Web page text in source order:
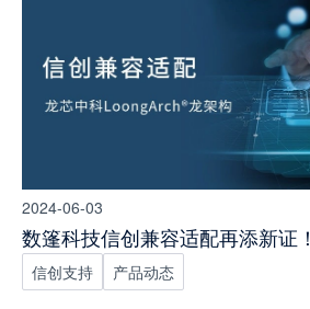
2024-06-03
数篷科技信创兼容适配再添新证！
信创支持 产品动态